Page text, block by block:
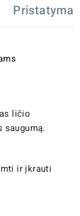
Pristatymas
ličio
ir įkrauti